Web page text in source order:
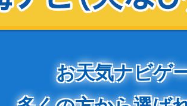
お天気ナビゲ